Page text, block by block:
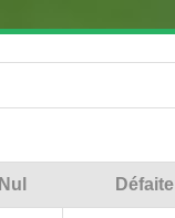
Nul Défaite